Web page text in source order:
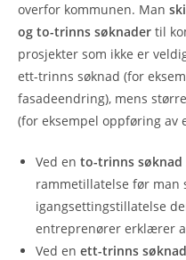
overfor kommunen. Man
og to-trinns søknader til
prosjekter som ikke er
ett-trinns søknad (for
fasadeendring), mens
(for eksempel oppføring av
Ved en to-trinns søknad
rammetillatelse før man
igangsettingstillatelse
entreprenører erklærer
Ved en ett-trinns søknad